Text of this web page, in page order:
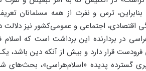
بنابراین، ترس و نفرت از همه مسلمانان
اقتصادی، اجتماعی و عمومی‌کشور نیز دلالت
در بردارنده این برداشت است که
قرار دارد و بیش از آنکه دین باشد،
گسترده پدیده «اسلام‌هراسی»، بحث‌های